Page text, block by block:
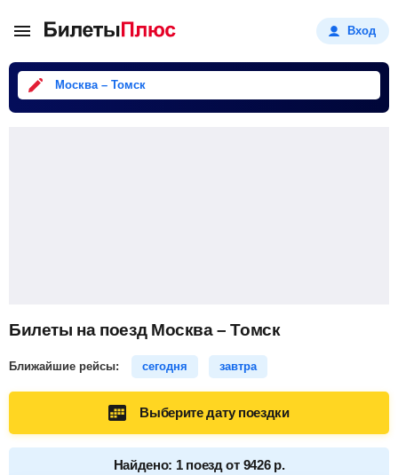
Вход
Москва – Томск
Билеты на поезд Москва – Томск
Ближайшие рейсы: сегодня завтра
Выберите дату поездки
Найдено: 1 поезд от 9426 р.